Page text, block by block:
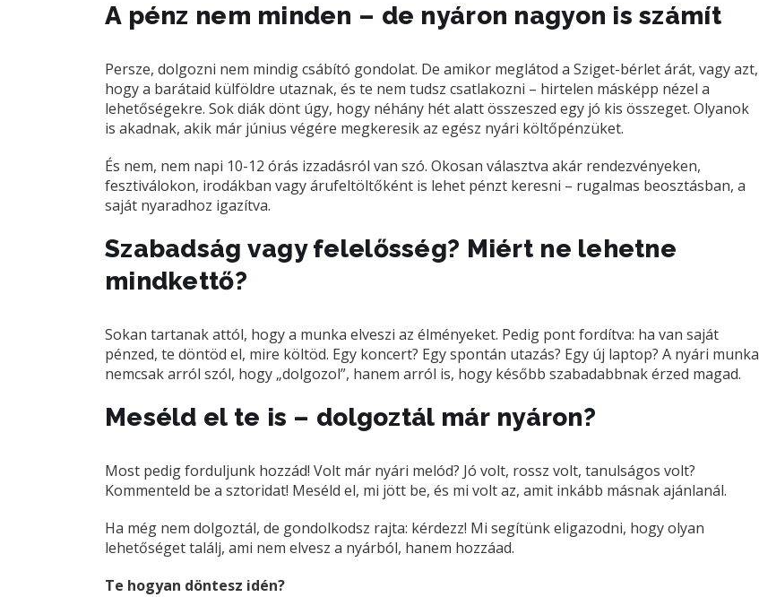
A pénz nem minden – de nyáron nagyon is számít
Persze, dolgozni nem mindig csábító gondolat. De amikor meglátod a Sziget-bérlet árát, vagy azt,
hogy a barátaid külföldre utaznak, és te nem tudsz csatlakozni – hirtelen másképp nézel a
lehetőségekre. Sok diák dönt úgy, hogy néhány hét alatt összeszed egy jó kis összeget. Olyanok
is akadnak, akik már június végére megkeresik az egész nyári költőpénzüket.
És nem, nem napi 10-12 órás izzadásról van szó. Okosan választva akár rendezvényeken,
fesztiválokon, irodákban vagy árufeltöltőként is lehet pénzt keresni – rugalmas beosztásban, a
saját nyaradhoz igazítva.
Szabadság vagy felelősség? Miért ne lehetne
mindkettő?
Sokan tartanak attól, hogy a munka elveszi az élményeket. Pedig pont fordítva: ha van saját
pénzed, te döntöd el, mire költöd. Egy koncert? Egy spontán utazás? Egy új laptop? A nyári munka
nemcsak arról szól, hogy „dolgozol”, hanem arról is, hogy később szabadabbnak érzed magad.
Meséld el te is – dolgoztál már nyáron?
Most pedig forduljunk hozzád! Volt már nyári melód? Jó volt, rossz volt, tanulságos volt?
Kommenteld be a sztoridat! Meséld el, mi jött be, és mi volt az, amit inkább másnak ajánlanál.
Ha még nem dolgoztál, de gondolkodsz rajta: kérdezz! Mi segítünk eligazodni, hogy olyan
lehetőséget találj, ami nem elvesz a nyárból, hanem hozzáad.
Te hogyan döntesz idén?